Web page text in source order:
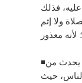
فذلك
ولا إثم
◾️تاسعاً: يُهنئ الناس بعضهم بعضاً، ولكن يحدث من
حيث